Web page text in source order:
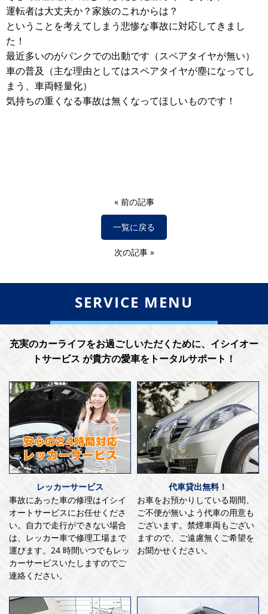
運転者は大丈夫か？家族のこれからは？
ということを考えてしまう悲惨な事故に対応してきまし
た！
最近多いのがパンクでの出動です（スペアタイヤが無い）
車の普及（主な理由としてはスペアタイヤが塵になってし
まう、車両軽量化）
気持ちの重くなる事故は無くなってほしいものです！
« 前の記事
一覧に戻る
次の記事»
SERVICE MENU
充実のカーライフをお過ごしいただくために、イシイオー
トサービス が貴方の愛車をトータルサポート！
レッカーサービス
事故にあった車の修理はイシイ
オートサービスにお任せくださ
い。自力で走行ができない場合
は、レッカー車で修理工場まで
運びます。24 時間いつでもレッ
カーサービスいたしますのでご
連絡ください。
代車貸出無料！
お車をお預かりしている期間、
ご不便が無いよう代車の用意も
ございます。禁煙車両もござい
ますので、ご遠慮無くご希望を
お聞かせください。